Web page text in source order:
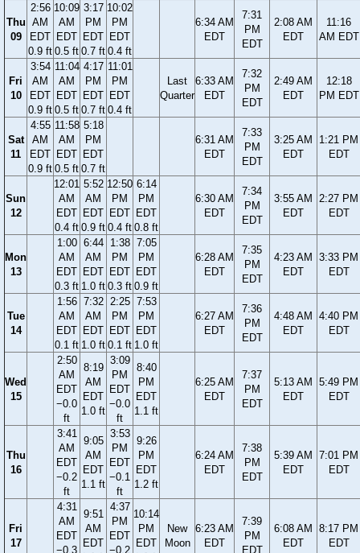
Thu
09
2:56
AM
EDT
0.9 ft
10:09
AM
EDT
0.5 ft
3:17
PM
EDT
0.7 ft
10:02
PM
EDT
0.4 ft
6:34 AM
EDT
7:31
PM
EDT
2:08 AM
EDT
11:16
AM EDT
Fri
10
3:54
AM
EDT
0.9 ft
11:04
AM
EDT
0.5 ft
4:17
PM
EDT
0.7 ft
11:01
PM
EDT
0.4 ft
Last
Quarter
6:33 AM
EDT
7:32
PM
EDT
2:49 AM
EDT
12:18
PM EDT
Sat
11
4:55
AM
EDT
0.9 ft
11:58
AM
EDT
0.5 ft
5:18
PM
EDT
0.7 ft
6:31 AM
EDT
7:33
PM
EDT
3:25 AM
EDT
1:21 PM
EDT
Sun
12
12:01
AM
EDT
0.4 ft
5:52
AM
EDT
0.9 ft
12:50
PM
EDT
0.4 ft
6:14
PM
EDT
0.8 ft
6:30 AM
EDT
7:34
PM
EDT
3:55 AM
EDT
2:27 PM
EDT
Mon
13
1:00
AM
EDT
0.3 ft
6:44
AM
EDT
1.0 ft
1:38
PM
EDT
0.3 ft
7:05
PM
EDT
0.9 ft
6:28 AM
EDT
7:35
PM
EDT
4:23 AM
EDT
3:33 PM
EDT
Tue
14
1:56
AM
EDT
0.1 ft
7:32
AM
EDT
1.0 ft
2:25
PM
EDT
0.1 ft
7:53
PM
EDT
1.0 ft
6:27 AM
EDT
7:36
PM
EDT
4:48 AM
EDT
4:40 PM
EDT
Wed
15
2:50
AM
EDT
−0.0
ft
8:19
AM
EDT
1.0 ft
3:09
PM
EDT
−0.0
ft
8:40
PM
EDT
1.1 ft
6:25 AM
EDT
7:37
PM
EDT
5:13 AM
EDT
5:49 PM
EDT
Thu
16
3:41
AM
EDT
−0.2
ft
9:05
AM
EDT
1.1 ft
3:53
PM
EDT
−0.1
ft
9:26
PM
EDT
1.2 ft
6:24 AM
EDT
7:38
PM
EDT
5:39 AM
EDT
7:01 PM
EDT
Fri
17
4:31
AM
EDT
−0.3
9:51
AM
EDT
4:37
PM
EDT
−0.2
10:14
PM
EDT
New
Moon
6:23 AM
EDT
7:39
PM
EDT
6:08 AM
EDT
8:17 PM
EDT